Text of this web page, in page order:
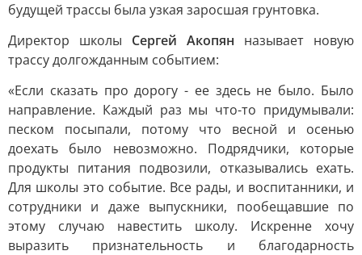
будущей трассы была узкая заросшая грунтовка.
Директор школы Сергей Акопян называет новую
трассу долгожданным событием:
«Если сказать про дорогу - ее здесь не было. Было
направление. Каждый раз мы что-то придумывали:
песком посыпали, потому что весной и осенью
доехать было невозможно. Подрядчики, которые
продукты питания подвозили, отказывались ехать.
Для школы это событие. Все рады, и воспитанники, и
сотрудники и даже выпускники, пообещавшие по
этому случаю навестить школу. Искренне хочу
выразить признательность и благодарность